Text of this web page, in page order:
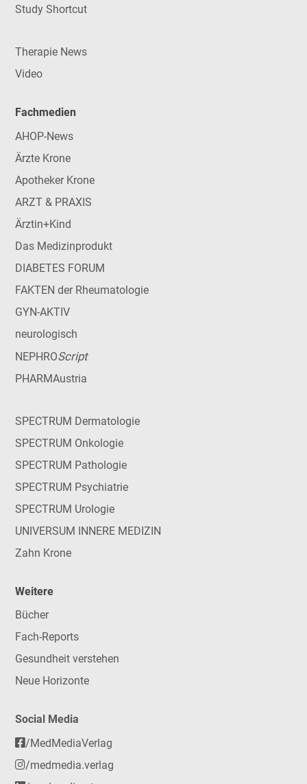
Study Shortcut
Therapie News
Video
Fachmedien
AHOP-News
Ärzte Krone
Apotheker Krone
ARZT & PRAXIS
Ärztin+Kind
Das Medizinprodukt
DIABETES FORUM
FAKTEN der Rheumatologie
GYN-AKTIV
neurologisch
NEPHROScript
PHARMAustria
SPECTRUM Dermatologie
SPECTRUM Onkologie
SPECTRUM Pathologie
SPECTRUM Psychiatrie
SPECTRUM Urologie
UNIVERSUM INNERE MEDIZIN
Zahn Krone
Weitere
Bücher
Fach-Reports
Gesundheit verstehen
Neue Horizonte
Social Media
/MedMediaVerlag
/medmedia.verlag